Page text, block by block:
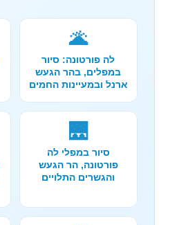
🌋
לה פורטונה: סיור
במפלים, בהר הגעש
ארנל ובמעיינות החמים
🌉
סיור במפלי לה
פורטונה, הר הגעש
והגשרים התלויים